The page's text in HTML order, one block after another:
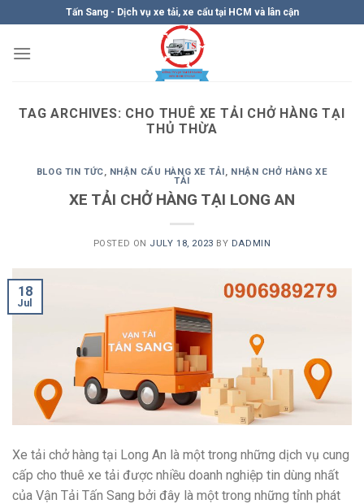
content
Tấn Sang - Dịch vụ xe tải, xe cẩu tại HCM và lân cận
TAG ARCHIVES: CHO THUÊ XE TẢI CHỞ HÀNG TẠI
THỦ THỪA
BLOG TIN TỨC, NHẬN CẨU HÀNG XE TẢI, NHẬN CHỞ HÀNG XE
TẢI
XE TẢI CHỞ HÀNG TẠI LONG AN
POSTED ON JULY 18, 2023 BY DADMIN
18
Jul
Xe tải chở hàng tại Long An là một trong những dịch vụ cung
cấp cho thuê xe tải được nhiều doanh nghiệp tin dùng nhất
của Vận Tải Tấn Sang bởi đây là một trong những tỉnh phát